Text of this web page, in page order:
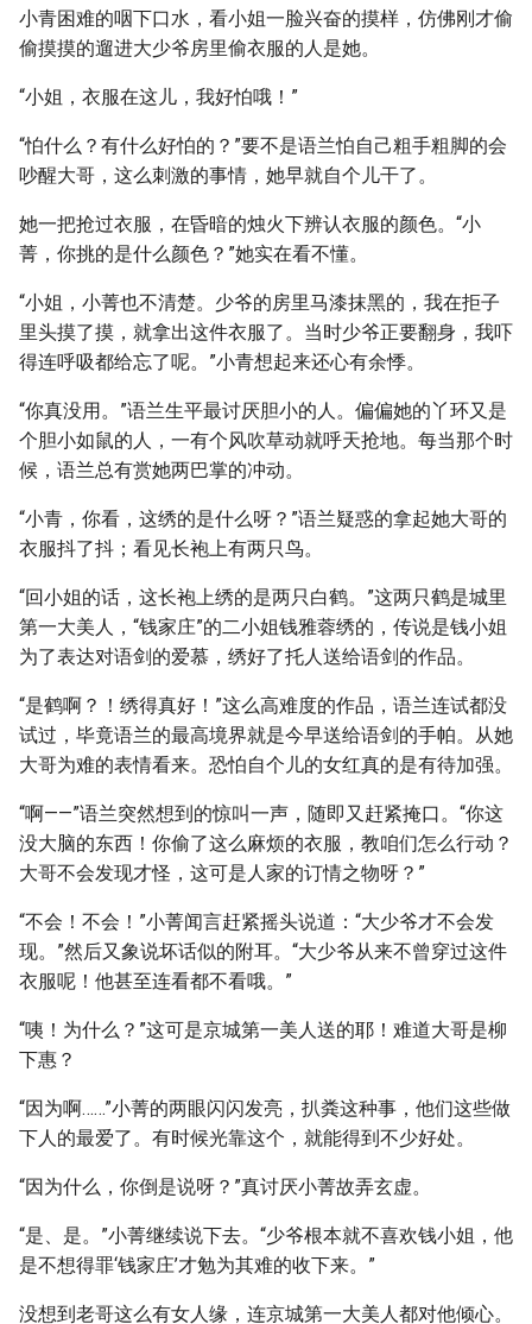
小青困难的咽下口水，看小姐一脸兴奋的摸样，仿佛刚才偷
偷摸摸的遛进大少爷房里偷衣服的人是她。
“小姐，衣服在这儿，我好怕哦！”
“怕什么？有什么好怕的？”要不是语兰怕自己粗手粗脚的会
吵醒大哥，这么刺激的事情，她早就自个儿干了。
她一把抢过衣服，在昏暗的烛火下辨认衣服的颜色。“小
菁，你挑的是什么颜色？”她实在看不懂。
“小姐，小菁也不清楚。少爷的房里马漆抹黑的，我在拒子
里头摸了摸，就拿出这件衣服了。当时少爷正要翻身，我吓
得连呼吸都给忘了呢。”小青想起来还心有余悸。
“你真没用。”语兰生平最讨厌胆小的人。偏偏她的丫环又是
个胆小如鼠的人，一有个风吹草动就呼天抢地。每当那个时
候，语兰总有赏她两巴掌的冲动。
“小青，你看，这绣的是什么呀？”语兰疑惑的拿起她大哥的
衣服抖了抖；看见长袍上有两只鸟。
“回小姐的话，这长袍上绣的是两只白鹤。”这两只鹤是城里
第一大美人，“钱家庄”的二小姐钱雅蓉绣的，传说是钱小姐
为了表达对语剑的爱慕，绣好了托人送给语剑的作品。
“是鹤啊？！绣得真好！”这么高难度的作品，语兰连试都没
试过，毕竟语兰的最高境界就是今早送给语剑的手帕。从她
大哥为难的表情看来。恐怕自个儿的女红真的是有待加强。
“啊——”语兰突然想到的惊叫一声，随即又赶紧掩口。“你这
没大脑的东西！你偷了这么麻烦的衣服，教咱们怎么行动？
大哥不会发现才怪，这可是人家的订情之物呀？”
“不会！不会！”小菁闻言赶紧摇头说道：“大少爷才不会发
现。”然后又象说坏话似的附耳。“大少爷从来不曾穿过这件
衣服呢！他甚至连看都不看哦。”
“咦！为什么？”这可是京城第一美人送的耶！难道大哥是柳
下惠？
“因为啊……”小菁的两眼闪闪发亮，扒粪这种事，他们这些做
下人的最爱了。有时候光靠这个，就能得到不少好处。
“因为什么，你倒是说呀？”真讨厌小菁故弄玄虚。
“是、是。”小菁继续说下去。“少爷根本就不喜欢钱小姐，他
是不想得罪‘钱家庄’才勉为其难的收下来。”
没想到老哥这么有女人缘，连京城第一大美人都对他倾心。